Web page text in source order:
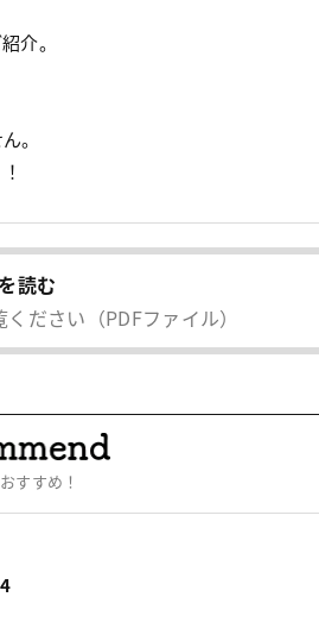
介。
。
読む
ください （PDFファイル）
すすめ！